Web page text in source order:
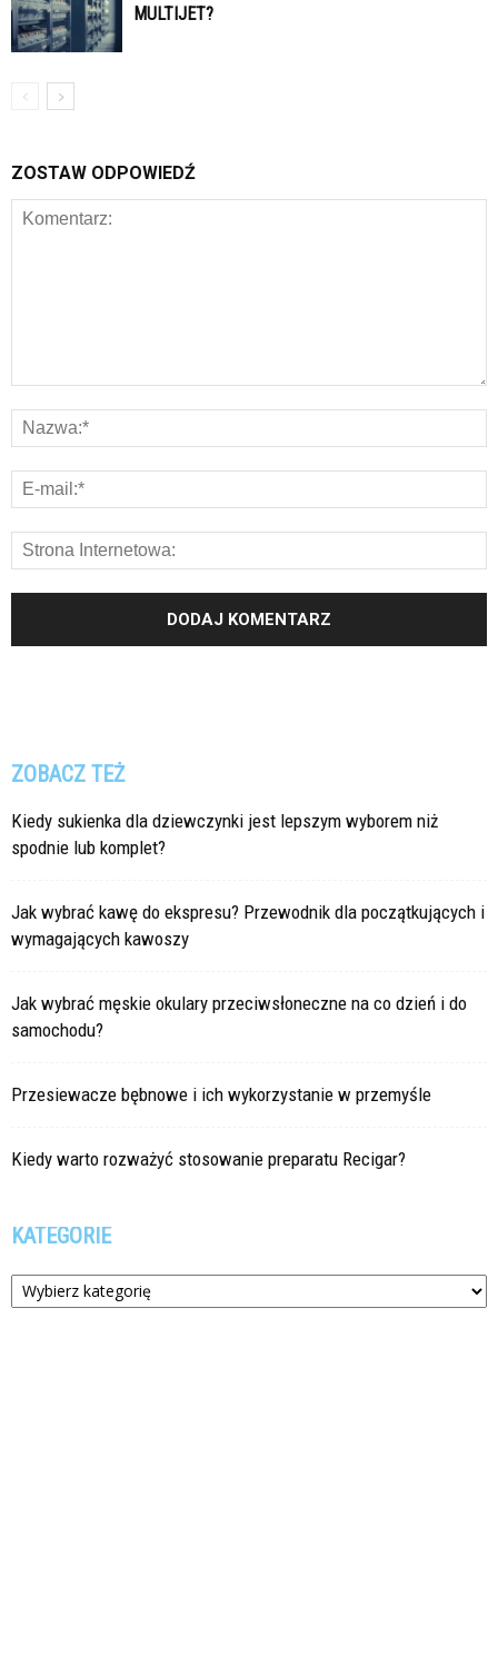
MULTIJET?
ZOSTAW ODPOWIEDŹ
ZOBACZ TEŻ
Kiedy sukienka dla dziewczynki jest lepszym wyborem niż
spodnie lub komplet?
Jak wybrać kawę do ekspresu? Przewodnik dla początkujących i
wymagających kawoszy
Jak wybrać męskie okulary przeciwsłoneczne na co dzień i do
samochodu?
Przesiewacze bębnowe i ich wykorzystanie w przemyśle
Kiedy warto rozważyć stosowanie preparatu Recigar?
KATEGORIE
Kategorie